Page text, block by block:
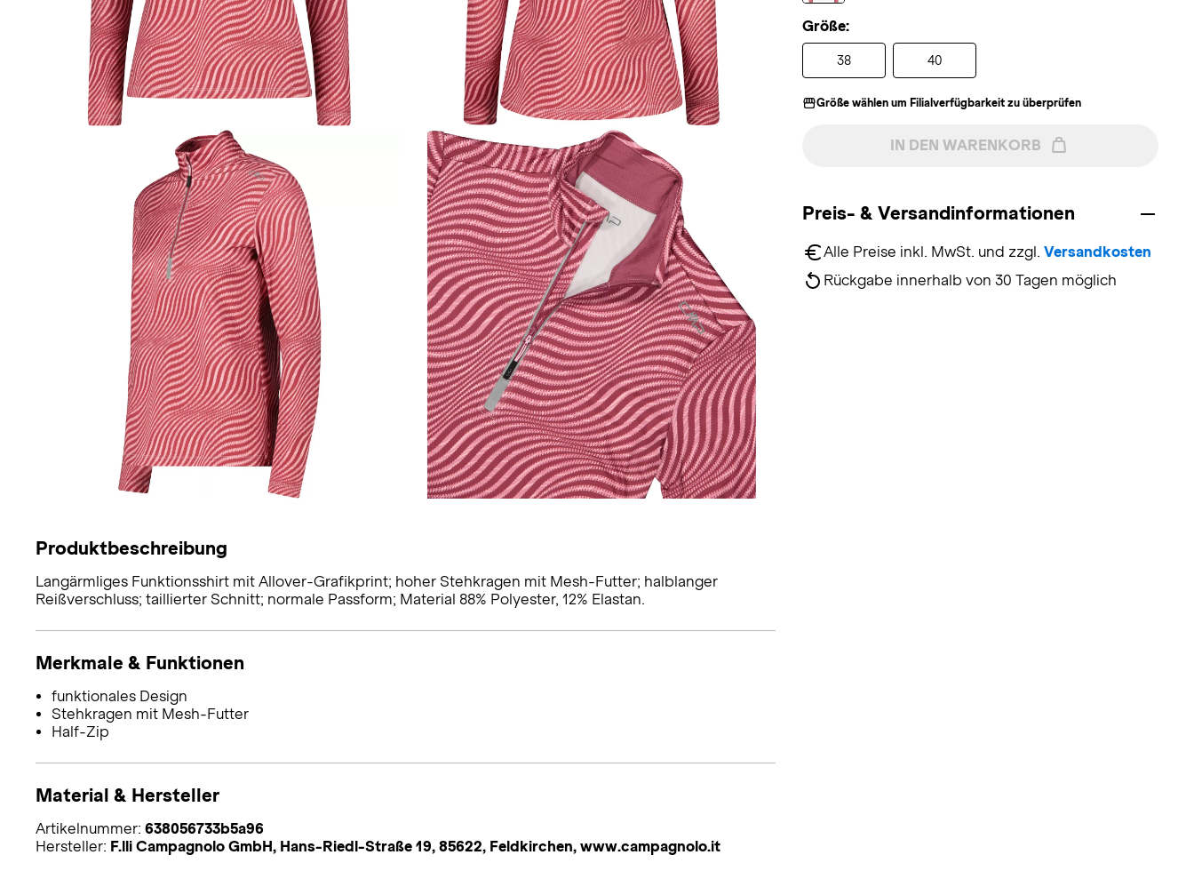
Größe:
38 40
Größe wählen um Filialverfügbarkeit zu überprüfen
IN DEN WARENKORB
Preis- & Versandinformationen
Alle Preise inkl. MwSt. und zzgl. Versandkosten
Rückgabe innerhalb von 30 Tagen möglich
Produktbeschreibung
Langärmliges Funktionsshirt mit Allover-Grafikprint; hoher Stehkragen mit Mesh-Futter; halblanger
Reißverschluss; taillierter Schnitt; normale Passform; Material 88% Polyester, 12% Elastan.
Merkmale & Funktionen
funktionales Design
Stehkragen mit Mesh-Futter
Half-Zip
Material & Hersteller
Artikelnummer: 638056733b5a96
Hersteller: F.lli Campagnolo GmbH, Hans-Riedl-Straße 19, 85622, Feldkirchen, www.campagnolo.it